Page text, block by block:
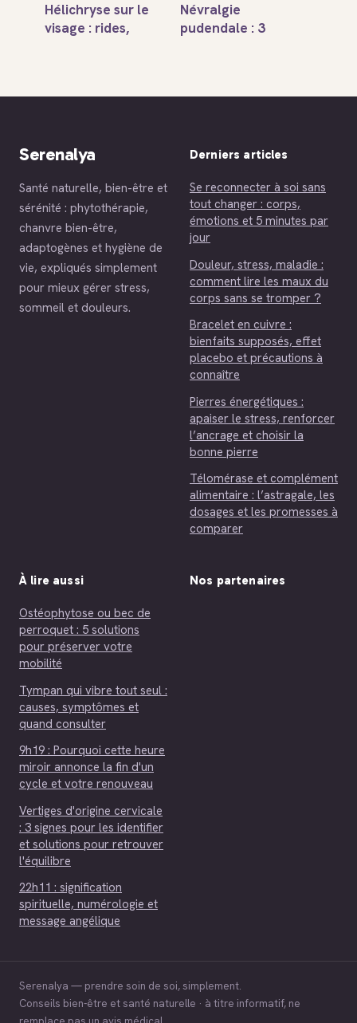
Hélichryse sur le
visage : rides,
une peau
Névralgie
pudendale : 3
pour soulager la
Serenalya
Santé naturelle, bien-être et
sérénité : phytothérapie,
chanvre bien-être,
adaptogènes et hygiène de
vie, expliqués simplement
pour mieux gérer stress,
sommeil et douleurs.
Derniers articles
Se reconnecter à soi sans
tout changer : corps,
émotions et 5 minutes par
jour
Douleur, stress, maladie :
comment lire les maux du
corps sans se tromper ?
Bracelet en cuivre :
bienfaits supposés, effet
placebo et précautions à
connaître
Pierres énergétiques :
apaiser le stress, renforcer
l’ancrage et choisir la
bonne pierre
Télomérase et complément
alimentaire : l’astragale, les
dosages et les promesses à
comparer
À lire aussi
Ostéophytose ou bec de
perroquet : 5 solutions
pour préserver votre
mobilité
Tympan qui vibre tout seul :
causes, symptômes et
quand consulter
9h19 : Pourquoi cette heure
miroir annonce la fin d'un
cycle et votre renouveau
Vertiges d'origine cervicale
: 3 signes pour les identifier
et solutions pour retrouver
l'équilibre
22h11 : signification
spirituelle, numérologie et
message angélique
Nos partenaires
Serenalya — prendre soin de soi, simplement.
Conseils bien-être et santé naturelle · à titre informatif, ne